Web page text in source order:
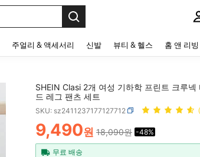
주얼리 & 액세서리 신발 뷰티 & 헬스 홈 앤 리빙
SHEIN Clasi 2개 여성 기하학 프린트 크루넥
드 레그 팬츠 세트
SKU: sz2411237177127712
PRICE AND
9,490원 18,090원 -48%
무료 배송